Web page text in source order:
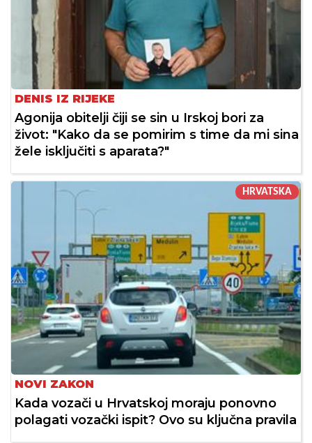
DENIS IZ RIJEKE
Agonija obitelji čiji se sin u Irskoj bori za
život: "Kako da se pomirim s time da mi sina
žele isključiti s aparata?"
HRVATSKA
NOVI ZAKON
Kada vozači u Hrvatskoj moraju ponovno
polagati vozački ispit? Ovo su ključna pravila